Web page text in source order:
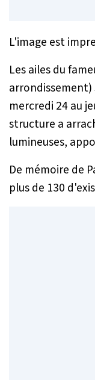
L'image est
Les ailes du
mercredi 24 au
structure a
lumineuses,
De mémoire de
plus de 130